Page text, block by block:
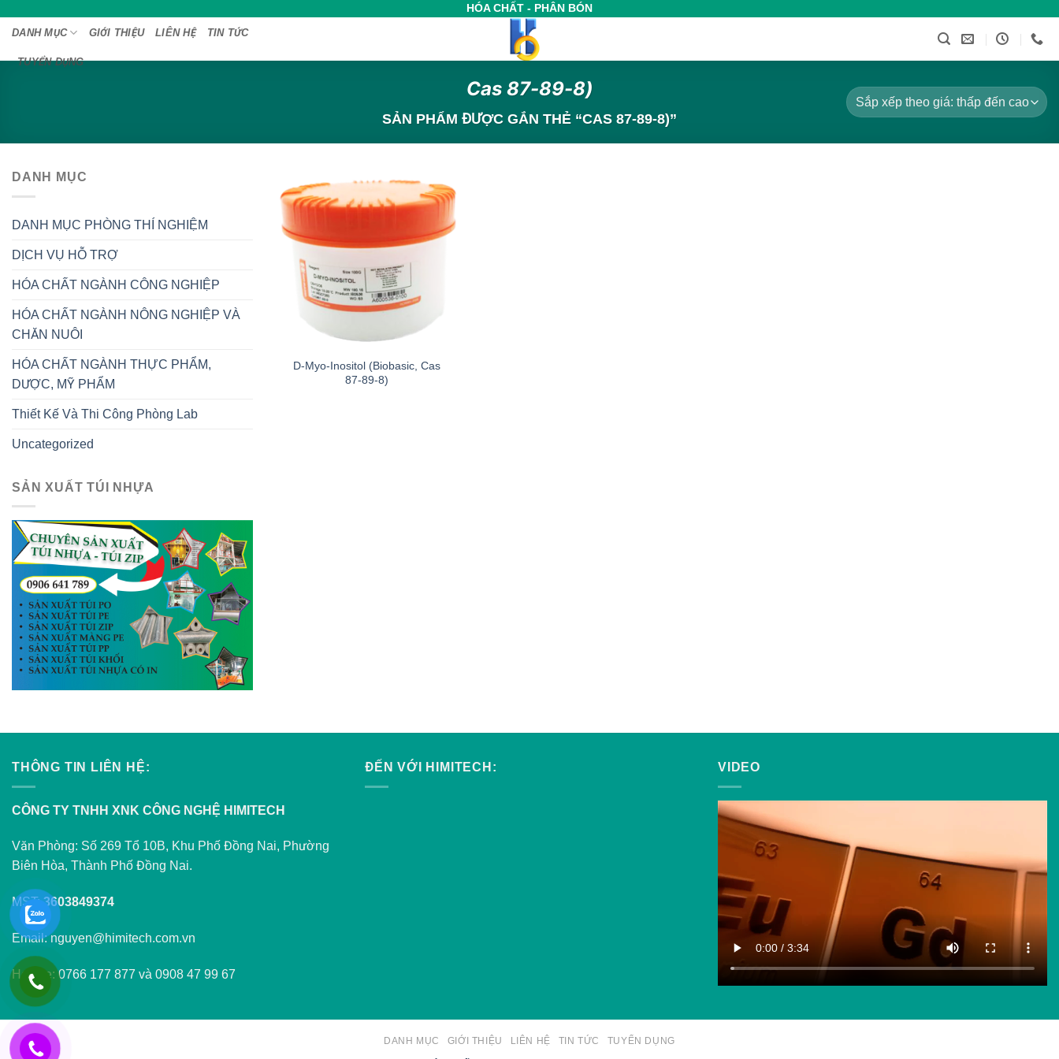
qua
dung
HÓA CHẤT - PHÂN BÓN
DANH MỤC GIỚI THIỆU LIÊN HỆ TIN TỨC
TUYỂN DỤNG
Cas 87-89-8)
SẢN PHẨM ĐƯỢC GẮN THẺ “CAS 87-89-8)”
DANH MỤC
DANH MỤC PHÒNG THÍ NGHIỆM
DỊCH VỤ HỖ TRỢ
HÓA CHẤT NGÀNH CÔNG NGHIỆP
HÓA CHẤT NGÀNH NÔNG NGHIỆP VÀ
CHĂN NUÔI
HÓA CHẤT NGÀNH THỰC PHẨM,
DƯỢC, MỸ PHẨM
Thiết Kế Và Thi Công Phòng Lab
Uncategorized
SẢN XUẤT TÚI NHỰA
D-Myo-Inositol (Biobasic, Cas
87-89-8)
THÔNG TIN LIÊN HỆ:
CÔNG TY TNHH XNK CÔNG NGHỆ HIMITECH
Văn Phòng: Số 269 Tổ 10B, Khu Phố Đồng Nai, Phường
Biên Hòa, Thành Phố Đồng Nai.
MST:3603849374
Email: nguyen@himitech.com.vn
Hotline: 0766 177 877 và 0908 47 99 67
ĐẾN VỚI HIMITECH: VIDEO
DANH MỤC GIỚI THIỆU LIÊN HỆ TIN TỨC TUYỂN DỤNG